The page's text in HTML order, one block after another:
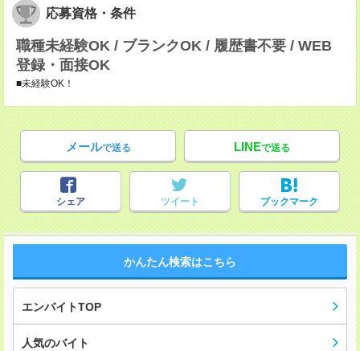
応募資格・条件
職種未経験OK / ブランクOK / 履歴書不要 / WEB
登録・面接OK
■未経験OK！
メールで送る LINEで送る
シェア ツイート ブックマーク
かんたん検索はこちら
エンバイトTOP
人気のバイト